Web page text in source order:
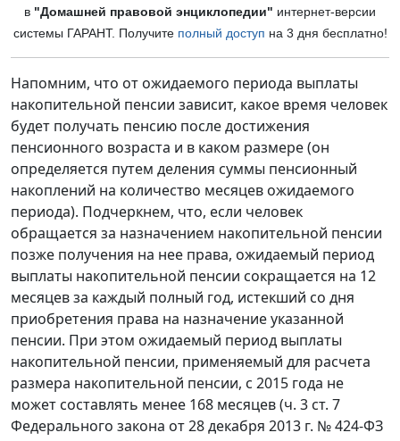
в "Домашней правовой энциклопедии" интернет-версии
системы ГАРАНТ. Получите полный доступ на 3 дня бесплатно!
Напомним, что от ожидаемого периода выплаты
накопительной пенсии зависит, какое время человек
будет получать пенсию после достижения
пенсионного возраста и в каком размере (он
определяется путем деления суммы пенсионный
накоплений на количество месяцев ожидаемого
периода). Подчеркнем, что, если человек
обращается за назначением накопительной пенсии
позже получения на нее права, ожидаемый период
выплаты накопительной пенсии сокращается на 12
месяцев за каждый полный год, истекший со дня
приобретения права на назначение указанной
пенсии. При этом ожидаемый период выплаты
накопительной пенсии, применяемый для расчета
размера накопительной пенсии, с 2015 года не
может составлять менее 168 месяцев (ч. 3 ст. 7
Федерального закона от 28 декабря 2013 г. № 424-ФЗ